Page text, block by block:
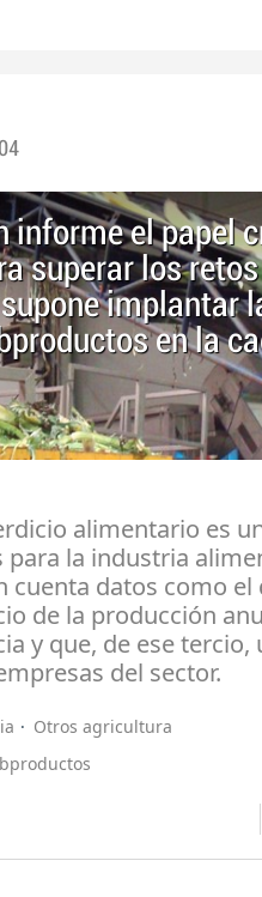
informe el papel
superar los
implantar
en la
alimentario es
la industria
cuenta datos como el
de la producción
y que, de ese tercio,
del sector.
Otros agricultura